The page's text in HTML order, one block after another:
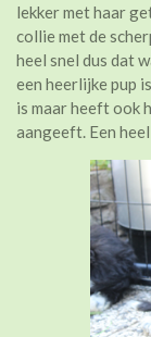
lekker met haar
collie met de
heel snel dus dat
een heerlijke pup
is maar heeft ook
aangeeft. Een